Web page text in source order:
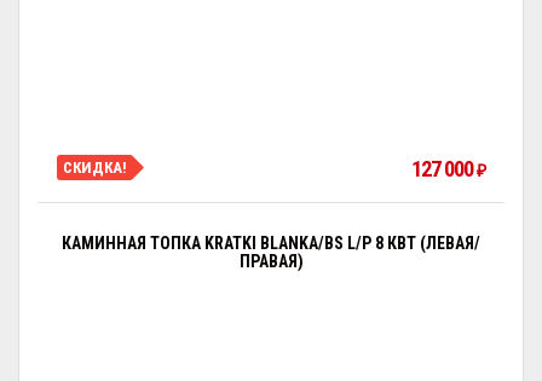
СКИДКА! 127 000 ₽
КАМИННАЯ ТОПКА KRATKI BLANKA/BS L/P 8 КВТ (ЛЕВАЯ/
ПРАВАЯ)